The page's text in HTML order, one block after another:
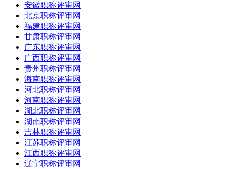
安徽职称评审网
北京职称评审网
福建职称评审网
甘肃职称评审网
广东职称评审网
广西职称评审网
贵州职称评审网
海南职称评审网
河北职称评审网
河南职称评审网
湖北职称评审网
湖南职称评审网
吉林职称评审网
江苏职称评审网
江西职称评审网
辽宁职称评审网